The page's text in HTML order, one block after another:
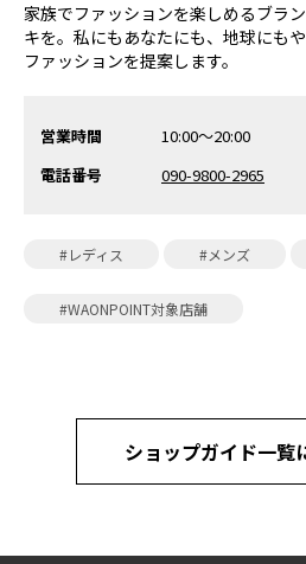
家族でファッションを楽しめるブラ
キを。私にもあなたにも、地球にも
ファッションを提案します。
営業時間
10:00～20:00
電話番号
090-9800-2965
#レディス #メンズ
#WAONPOINT対象店舗
ショップガイド一覧